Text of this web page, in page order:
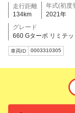
走行距離
134km
年式(初度
2021年
グレード
660 Gターボ リミテッ
車両ID 0003310305